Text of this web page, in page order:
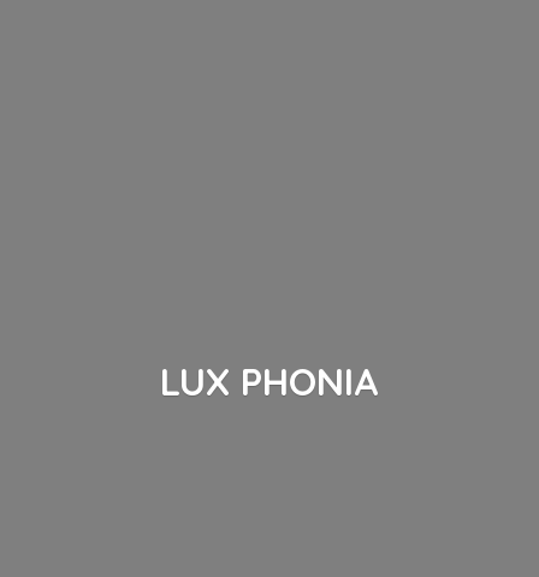
LUX PHONIA